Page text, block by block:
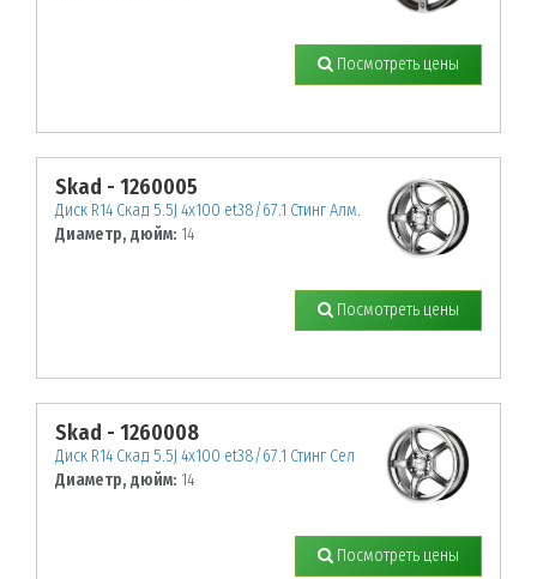
Посмотреть цены
Skad - 1260005
Диск R14 Скад 5.5J 4х100 et38/67.1 Стинг Алм.
Диаметр, дюйм: 14
Посмотреть цены
Skad - 1260008
Диск R14 Скад 5.5J 4х100 et38/67.1 Стинг Сел
Диаметр, дюйм: 14
Посмотреть цены